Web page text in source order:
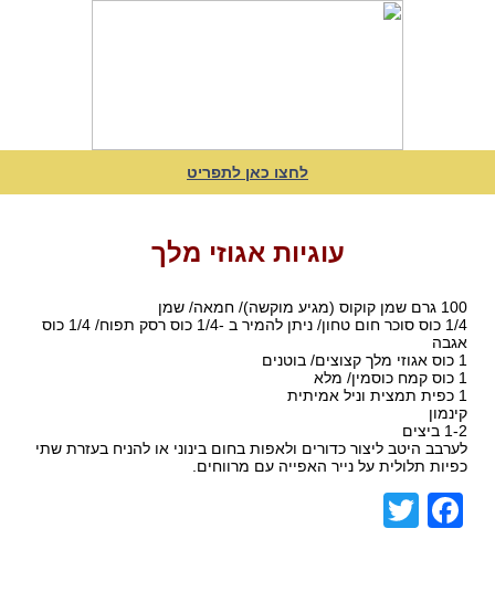
לחצו כאן לתפריט
עוגיות אגוזי מלך
100 גרם שמן קוקוס (מגיע מוקשה)/ חמאה/ שמן
1/4 כוס סוכר חום טחון/ ניתן להמיר ב -1/4 כוס רסק תפוח/ 1/4 כוס
אגבה
1 כוס אגוזי מלך קצוצים/ בוטנים
1 כוס קמח כוסמין/ מלא
1 כפית תמצית וניל אמיתית
קינמון
1-2 ביצים
לערבב היטב ליצור כדורים ולאפות בחום בינוני או להניח בעזרת שתי
כפיות תלולית על נייר האפייה עם מרווחים.
Facebook